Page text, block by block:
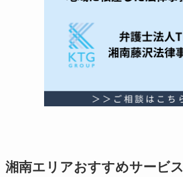
湘南エリアおすすめサービス